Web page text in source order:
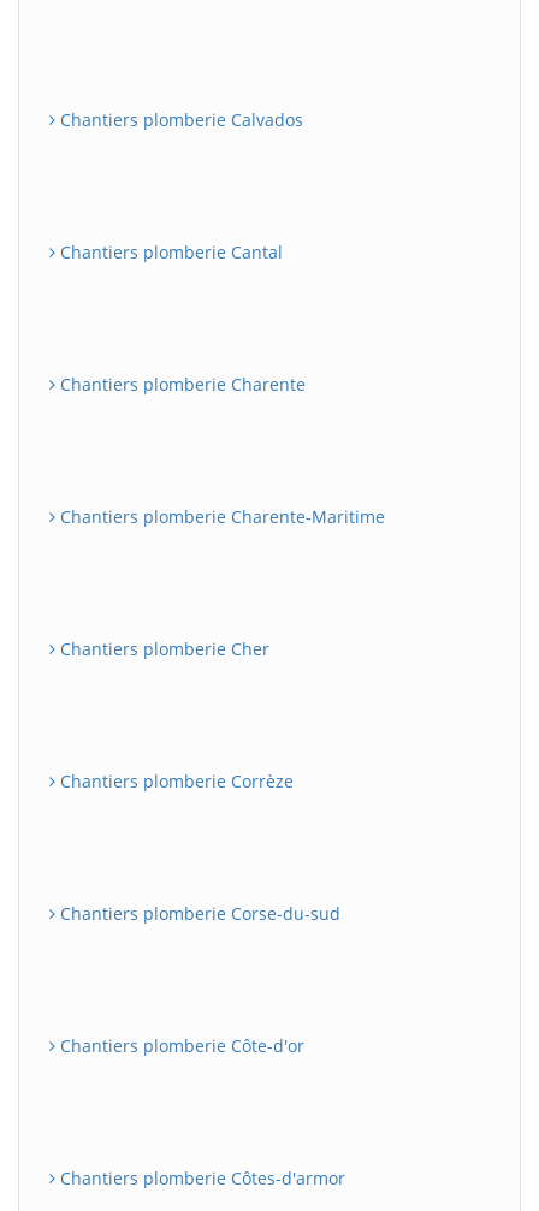
Chantiers plomberie Calvados
Chantiers plomberie Cantal
Chantiers plomberie Charente
Chantiers plomberie Charente-Maritime
Chantiers plomberie Cher
Chantiers plomberie Corrèze
Chantiers plomberie Corse-du-sud
Chantiers plomberie Côte-d'or
Chantiers plomberie Côtes-d'armor